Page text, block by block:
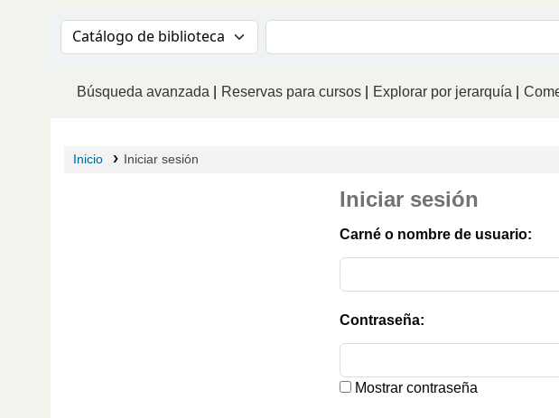
Buscar en el catálogo por:
Búsqueda avanzada Reservas para cursos Explorar por jerarquía
Inicio Iniciar sesión
Iniciar sesión
Carné o nombre de usuario:
Contraseña:
Mostrar contraseña